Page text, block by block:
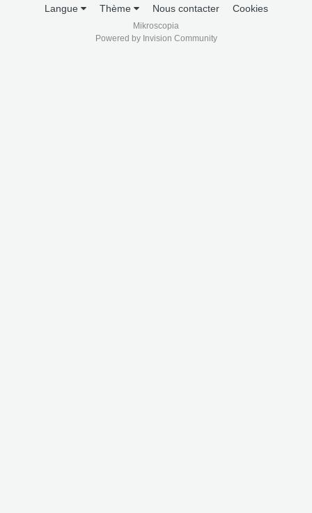
Langue Thème Nous contacter Cookies
Mikroscopia
Powered by Invision Community